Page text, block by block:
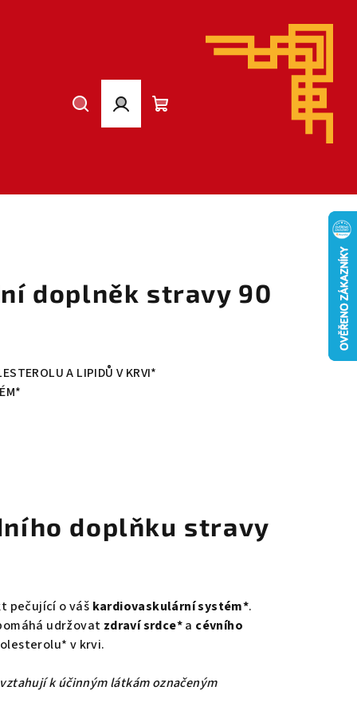
HledatPřihlášení
doplněk stravy 90
A LIPIDŮ V KRVI*
doplňku stravy
pečující o váš kardiovaskulární systém*.
udržovat zdraví srdce*a cévního
v krvi.
k účinným látkám označeným